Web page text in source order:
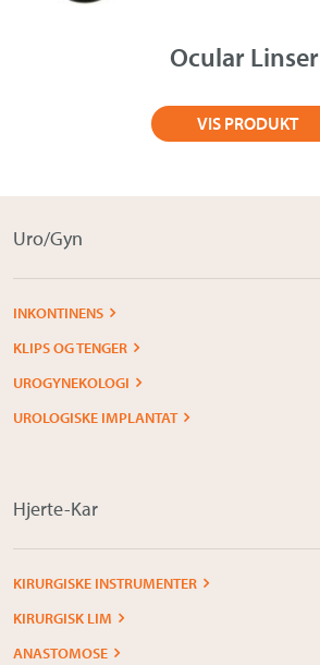
Ocular Linser
VIS PRODUKT
Uro/Gyn
INKONTINENS
KLIPS OG TENGER
UROGYNEKOLOGI
UROLOGISKE IMPLANTAT
Hjerte-Kar
KIRURGISKE INSTRUMENTER
KIRURGISK LIM
ANASTOMOSE